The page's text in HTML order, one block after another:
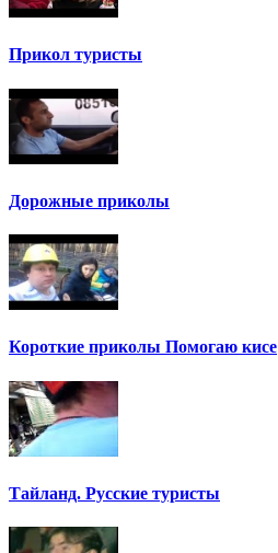
Прикол туристы
Дорожные приколы
Короткие приколы Помогаю кисе
Тайланд. Русские туристы